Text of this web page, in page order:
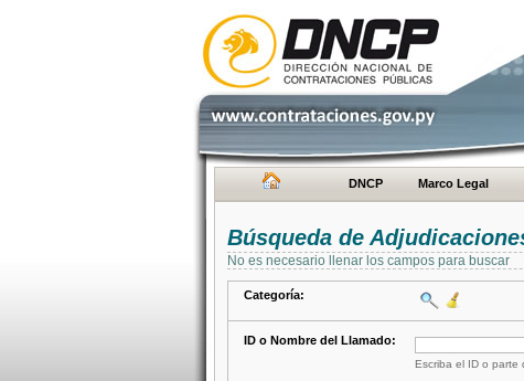
DNCP Marco Legal
Búsqueda de
No es necesario llenar los campos para buscar
Categoría:
ID o Nombre del Llamado:
Escriba el ID o parte